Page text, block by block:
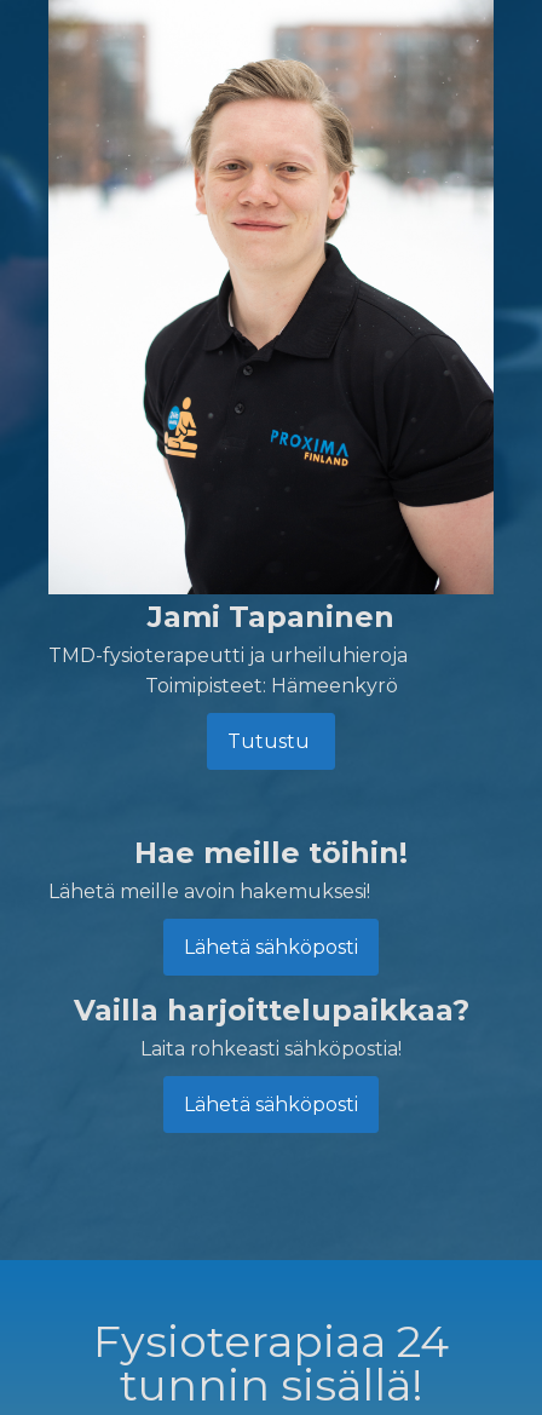
Jami Tapaninen
TMD-fysioterapeutti ja urheiluhieroja
Toimipisteet: Hämeenkyrö
Tutustu
Hae meille töihin!
Lähetä meille avoin hakemuksesi!
Lähetä sähköposti
Vailla harjoittelupaikkaa?
Laita rohkeasti sähköpostia!
Lähetä sähköposti
Fysioterapiaa 24
tunnin sisällä!